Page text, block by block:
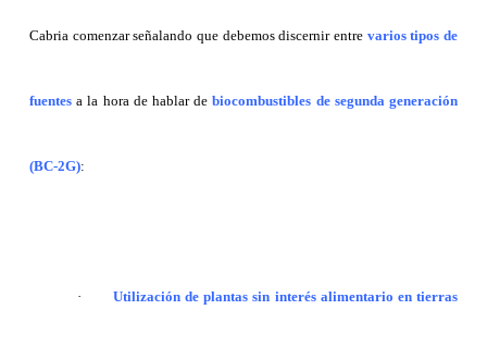
Cabria comenzar señalando que debemos discernir entre varios tipos de
fuentesa la hora de hablar debiocombustibles de segunda generación
(BC-2G):
· Utilización de plantas sin interés alimentario en tierras